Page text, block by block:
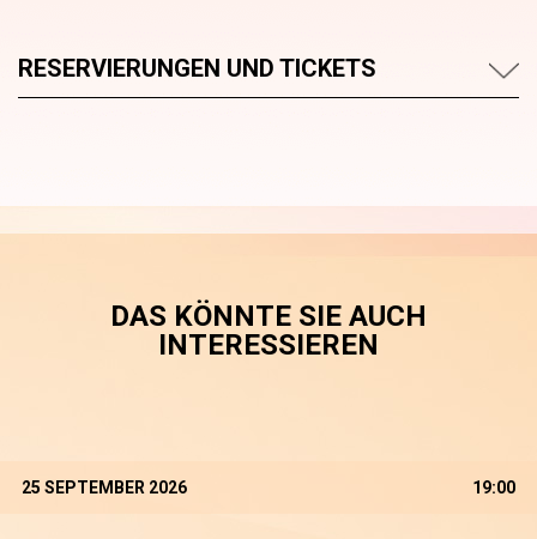
RESERVIERUNGEN UND TICKETS
DAS KÖNNTE SIE AUCH
INTERESSIEREN
25 SEPTEMBER 2026 19:00